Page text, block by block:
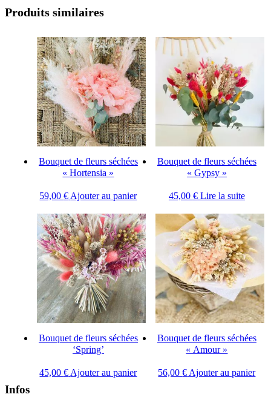
Produits similaires
Bouquet de fleurs séchées
« Hortensia »
59,00€ Ajouter au panier
Bouquet de fleurs séchées
« Gypsy »
45,00 € Lire la suite
Bouquet de fleurs séchées
‘Spring’
45,00€ Ajouter au panier
Bouquet de fleurs séchées
« Amour »
56,00€ Ajouter au panier
Infos